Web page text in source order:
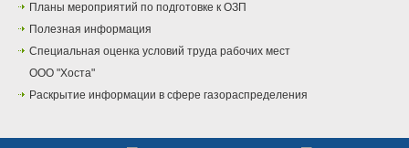
Планы мероприятий по подготовке к ОЗП
Полезная информация
Специальная оценка условий труда рабочих мест
ООО "Хоста"
Раскрытие информации в сфере газораспределения